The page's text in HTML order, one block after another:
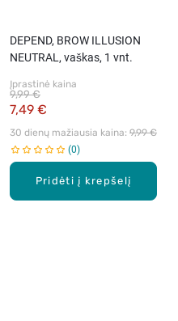
Pridėti į krepšelį
DEPEND, BROW ILLUSION
NEUTRAL, vaškas, 1 vnt.
Įprastinė kaina
7,49 €
9,99 €
30 dienų mažiausia kaina: 9,99 €
0